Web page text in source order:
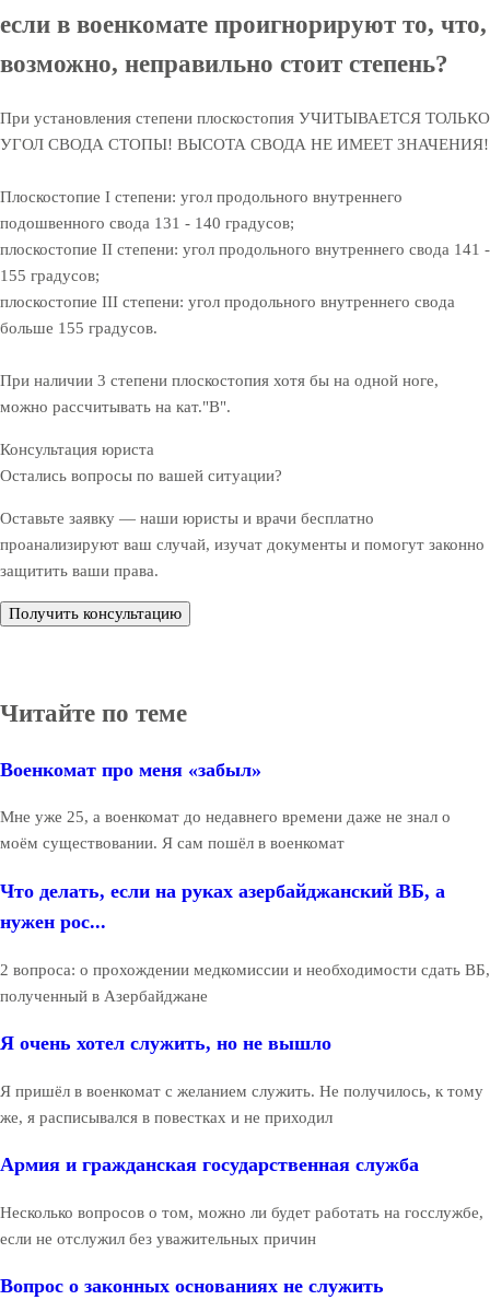
если в военкомате проигнорируют то, что,
возможно, неправильно стоит степень?
При установления степени плоскостопия УЧИТЫВАЕТСЯ ТОЛЬКО
УГОЛ СВОДА СТОПЫ! ВЫСОТА СВОДА НЕ ИМЕЕТ ЗНАЧЕНИЯ!
Плоскостопие I степени: угол продольного внутреннего
подошвенного свода 131 - 140 градусов;
плоскостопие II степени: угол продольного внутреннего свода 141 -
155 градусов;
плоскостопие III степени: угол продольного внутреннего свода
больше 155 градусов.
При наличии 3 степени плоскостопия хотя бы на одной ноге,
можно рассчитывать на кат."В".
Консультация юриста
Остались вопросы по вашей ситуации?
Оставьте заявку — наши юристы и врачи бесплатно
проанализируют ваш случай, изучат документы и помогут законно
защитить ваши права.
Получить консультацию
Читайте по теме
Военкомат про меня «забыл»
Мне уже 25, а военкомат до недавнего времени даже не знал о
моём существовании. Я сам пошёл в военкомат
Что делать, если на руках азербайджанский ВБ, а
нужен рос...
2 вопроса: о прохождении медкомиссии и необходимости сдать ВБ,
полученный в Азербайджане
Я очень хотел служить, но не вышло
Я пришёл в военкомат с желанием служить. Не получилось, к тому
же, я расписывался в повестках и не приходил
Армия и гражданская государственная служба
Несколько вопросов о том, можно ли будет работать на госслужбе,
если не отслужил без уважительных причин
Вопрос о законных основаниях не служить